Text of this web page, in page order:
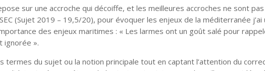
sur une accroche qui décoiffe, et les meilleures accroches ne sont
(Sujet 2019 – 19,5/20), pour évoquer les enjeux de la méditerranée j’ai
des enjeux maritimes : « Les larmes ont un goût salé pour
ignorée ».
termes du sujet ou la notion principale tout en captant l’attention du